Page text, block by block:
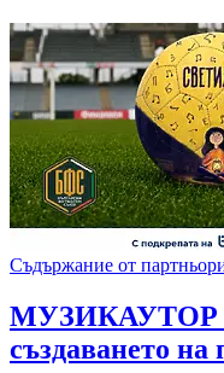
Съдържание от
МУЗИКАУТОР
създаването